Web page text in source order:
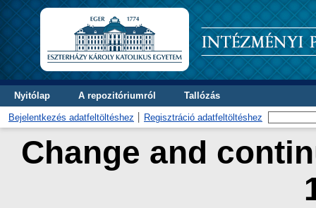
Nyitólap A repozitóriumról Tallózás
Bejelentkezés adatfeltöltéshez Regisztráció adatfeltöltéshez
Change and